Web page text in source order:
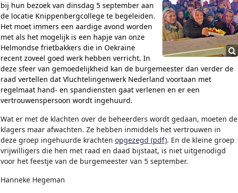
bij hun bezoek van dinsdag 5 september aan
de locatie Knippenbergcollege te begeleiden.
Het moet immers een aardige avond worden
met als het mogelijk is een hapje van onze
Helmondse frietbakkers die in Oekraïne
recent zoveel goed werk hebben verricht. In
deze sfeer van gemoedelijkheid kan de burgemeester dan verder de
raad vertellen dat Vluchtelingenwerk Nederland voortaan met
regelmaat hand- en spandiensten gaat verlenen en er een
vertrouwenspersoon wordt ingehuurd.
Wat er met de klachten over de beheerders wordt gedaan, moeten de
klagers maar afwachten. Ze hebben inmiddels het vertrouwen in
deze groep ingehuurde krachten opgezegd (pdf). En de kleine groep
vrijwilligers die hen met raad en daad bijstaat, is niet uitgenodigd
voor het feestje van de burgemeester van 5 september.
Hanneke Hegeman